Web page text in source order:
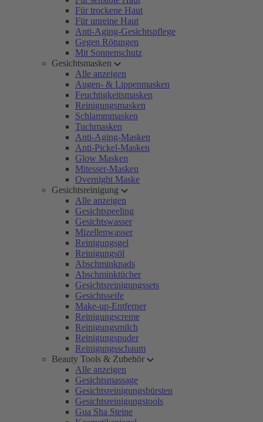
Für trockene Haut
Für unreine Haut
Anti-Aging-Gesichtspflege
Gegen Rötungen
Mit Sonnenschutz
Gesichtsmasken
Alle anzeigen
Augen- & Lippenmasken
Feuchtigkeitsmasken
Reinigungsmasken
Schlammmasken
Tuchmasken
Anti-Aging-Masken
Anti-Pickel-Masken
Glow Masken
Mitesser-Masken
Overnight Maske
Gesichtsreinigung
Alle anzeigen
Gesichtspeeling
Gesichtswasser
Mizellenwasser
Reinigungsgel
Reinigungsöl
Abschminkpads
Abschminktücher
Gesichtsreinigungssets
Gesichtsseife
Make-up-Entferner
Reinigungscreme
Reinigungsmilch
Reinigungspuder
Reinigungsschaum
Beauty Tools & Zubehör
Alle anzeigen
Gesichtsmassage
Gesichtsreinigungsbürsten
Gesichtsreinigungstools
Gua Sha Steine